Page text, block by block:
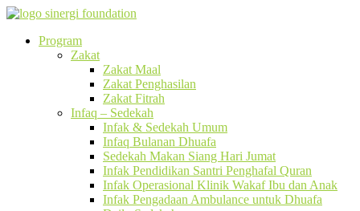
Program
Zakat
Zakat Maal
Zakat Penghasilan
Zakat Fitrah
Infaq – Sedekah
Infak & Sedekah Umum
Infaq Bulanan Dhuafa
Sedekah Makan Siang Hari Jumat
Infak Pendidikan Santri Penghafal Quran
Infak Operasional Klinik Wakaf Ibu dan Anak
Infak Pengadaan Ambulance untuk Dhuafa